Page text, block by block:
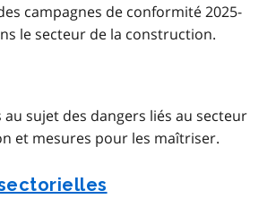
campagnes de conformité 2025-
le secteur de la construction.
au sujet des dangers liés au secteur
et mesures pour les maîtriser.